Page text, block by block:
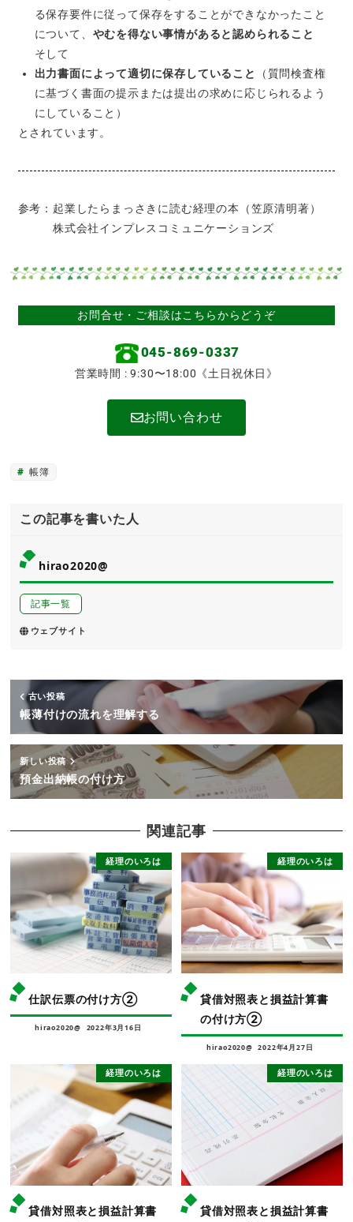
る保存要件に従って保存をすることができなかったこと
について、 やむを得ない事情があると認められること
そして
出力書面によって適切に保存していること
（質問検査権
に基づく書面の提示または提出の求めに応じられるよう
にしていること）
とされています。
参考：起業したらまっさきに読む経理の本（笠原清明著）
株式会社インプレスコミュニケーションズ
お問合せ・ご相談はこちらからどうぞ
045-869-0337
営業時間 : 9:30〜18:00《土日祝休日》
お問い合わせ
帳簿
この記事を書いた人
hirao2020@
記事一覧
ウェブサイト
古い投稿
帳薄付けの流れを理解する
新しい投稿
預金出納帳の付け方
関連記事
経理のいろは
仕訳伝票の付け方②
hirao2020@ 2022年3月16日
経理のいろは
貸借対照表と損益計算書
の付け方②
hirao2020@ 2022年4月27日
経理のいろは
貸借対照表と損益計算書
経理のいろは
貸借対照表と損益計算書